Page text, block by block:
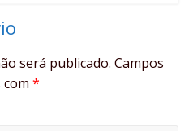
será publicado. Campos
com*